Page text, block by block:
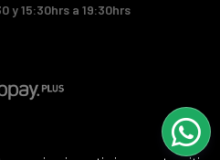
y 15:30hrs a 19:30hrs